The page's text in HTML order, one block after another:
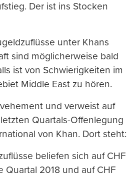
Der ist ins Stocken
unter Khans
sind möglicherweise bald
ist von Schwierigkeiten im
Middle East zu hören.
und verweist auf
Quartals-Offenlegung
von Khan. Dort steht:
beliefen sich auf CHF
Quartal 2018 und auf CHF